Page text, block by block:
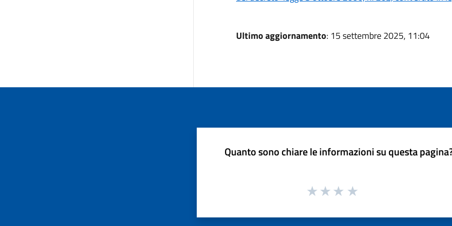
Ultimo aggiornamento: 15 settembre 2025, 11:04
Quanto sono chiare le informazioni su questa